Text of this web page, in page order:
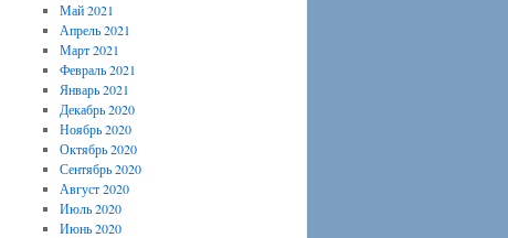
Май 2021
Апрель 2021
Март 2021
Февраль 2021
Январь 2021
Декабрь 2020
Ноябрь 2020
Октябрь 2020
Сентябрь 2020
Август 2020
Июль 2020
Июнь 2020